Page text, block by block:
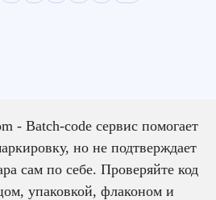
- Batch-code сервис помогает
но не подтверждает
сам по себе. Проверяйте код
упаковкой, флаконом и